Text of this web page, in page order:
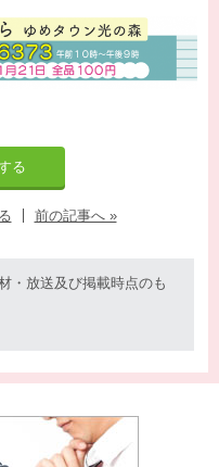
る
前の記事へ »
・放送及び掲載時点のも